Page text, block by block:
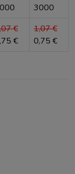
3000
€
€
1,07 €
0,75 €